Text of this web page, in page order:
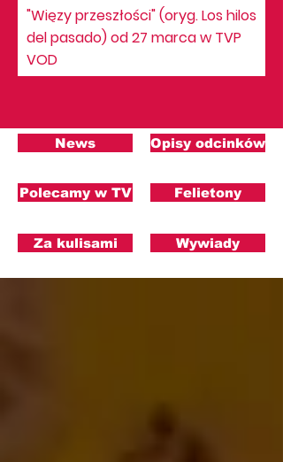
"Więzy przeszłości" (oryg. Los hilos
del pasado) od 27 marca w TVP
VOD
News
Polecamy w TV
Za kulisami
Opisy odcinków
Felietony
Wywiady